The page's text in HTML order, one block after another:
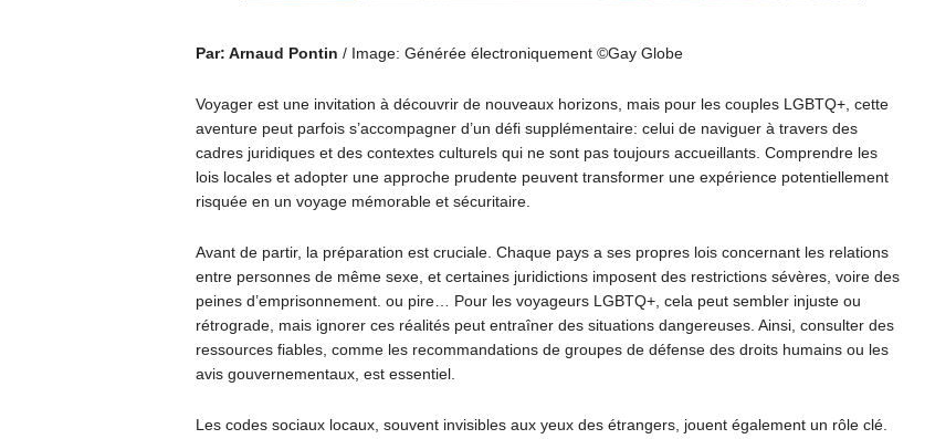
Par: Arnaud Pontin / Image: Générée électroniquement ©Gay Globe
Voyager est une invitation à découvrir de nouveaux horizons, mais pour les couples LGBTQ+, cette
aventure peut parfois s’accompagner d’un défi supplémentaire: celui de naviguer à travers des
cadres juridiques et des contextes culturels qui ne sont pas toujours accueillants. Comprendre les
lois locales et adopter une approche prudente peuvent transformer une expérience potentiellement
risquée en un voyage mémorable et sécuritaire.
Avant de partir, la préparation est cruciale. Chaque pays a ses propres lois concernant les relations
entre personnes de même sexe, et certaines juridictions imposent des restrictions sévères, voire des
peines d’emprisonnement. ou pire… Pour les voyageurs LGBTQ+, cela peut sembler injuste ou
rétrograde, mais ignorer ces réalités peut entraîner des situations dangereuses. Ainsi, consulter des
ressources fiables, comme les recommandations de groupes de défense des droits humains ou les
avis gouvernementaux, est essentiel.
Les codes sociaux locaux, souvent invisibles aux yeux des étrangers, jouent également un rôle clé.